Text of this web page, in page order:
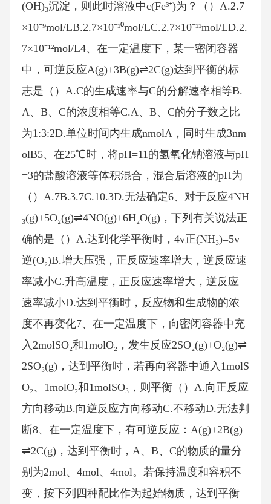
(OH)₃沉淀，则此时溶液中c(Fe³⁺)为？（）A.2.7
×10⁻⁹mol/LB.2.7×10⁻¹⁰mol/LC.2.7×10⁻¹¹mol/LD.2.
7×10⁻¹²mol/L4、在一定温度下，某一密闭容器
中，可逆反应A(g)+3B(g)⇌2C(g)达到平衡的标
志是（）A.C的生成速率与C的分解速率相等B.
A、B、C的浓度相等C.A、B、C的分子数之比
为1:3:2D.单位时间内生成nmolA，同时生成3nm
olB5、在25℃时，将pH=11的氢氧化钠溶液与pH
=3的盐酸溶液等体积混合，混合后溶液的pH为
（）A.7B.3.7C.10.3D.无法确定6、对于反应4NH
₃(g)+5O₂(g)⇌4NO(g)+6H₂O(g)，下列有关说法正
确的是（）A.达到化学平衡时，4v正(NH₃)=5v
逆(O₂)B.增大压强，正反应速率增大，逆反应速
率减小C.升高温度，正反应速率增大，逆反应
速率减小D.达到平衡时，反应物和生成物的浓
度不再变化7、在一定温度下，向密闭容器中充
入2molSO₂和1molO₂，发生反应2SO₂(g)+O₂(g)⇌
2SO₃(g)，达到平衡时，若再向容器中通入1molS
O₂、1molO₂和1molSO₃，则平衡（）A.向正反应
方向移动B.向逆反应方向移动C.不移动D.无法判
断8、在一定温度下，有可逆反应：A(g)+2B(g)
⇌2C(g)，达到平衡时，A、B、C的物质的量分
别为2mol、4mol、4mol。若保持温度和容积不
变，按下列四种配比作为起始物质，达到平衡